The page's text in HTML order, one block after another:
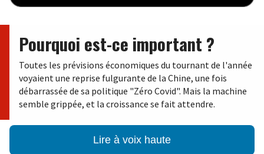
Pourquoi est-ce important ?
Toutes les prévisions économiques du tournant de l'année
voyaient une reprise fulgurante de la Chine, une fois
débarrassée de sa politique "Zéro Covid". Mais la machine
semble grippée, et la croissance se fait attendre.
Lire à voix haute